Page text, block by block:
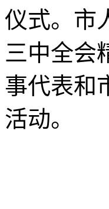
仪式。市
三中全会
事代表和
活动。